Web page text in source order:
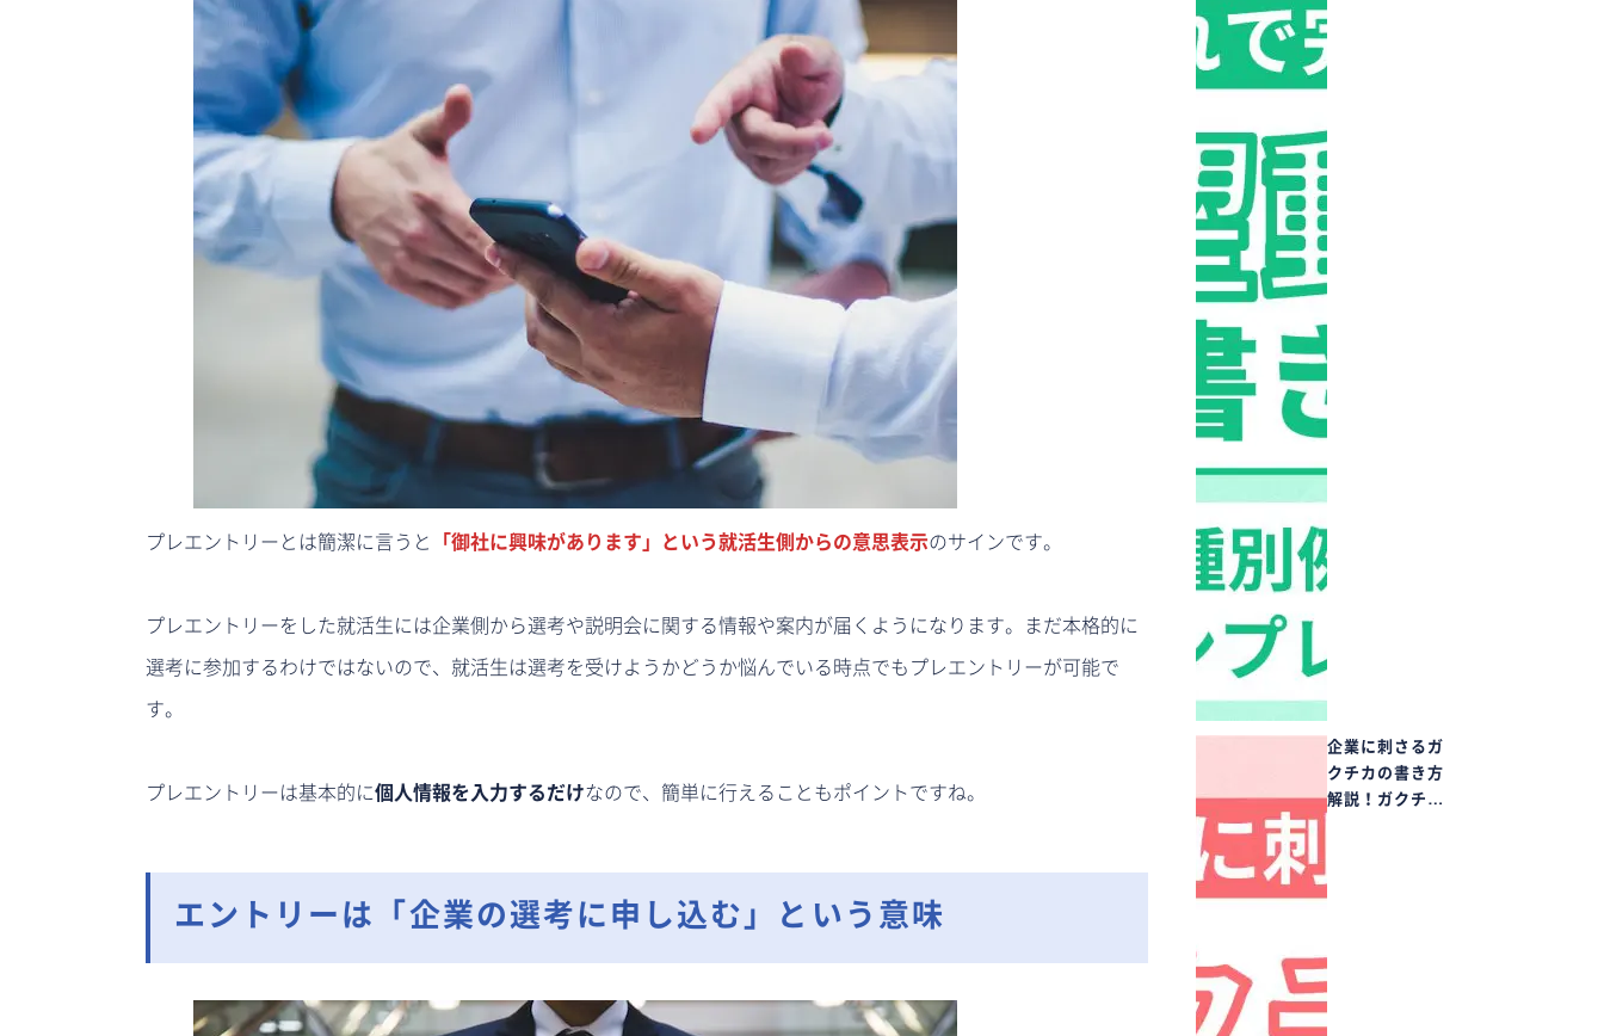
プレエントリーとは簡潔に言うと 「御社に興味があります」という就活生側からの意思表示のサインです。
プレエントリーをした就活生には企業側から選考や説明会に関する情報や案内が届くようになります。まだ本格的に
選考に参加するわけではないので、就活生は選考を受けようかどうか悩んでいる時点でもプレエントリーが可能で
す。
プレエントリーは基本的に個人情報を入力するだけなので、簡単に行えることもポイントですね。
エントリーは「企業の選考に申し込む」という意味
企業に刺さるガ
クチカの書き方
解説！ガクチ…